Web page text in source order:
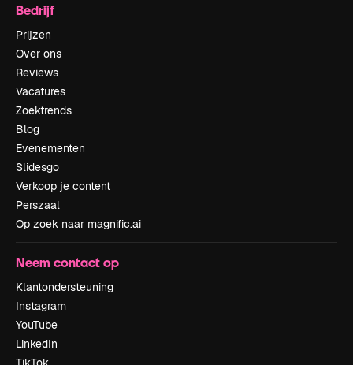
Bedrijf
Prijzen
Over ons
Reviews
Vacatures
Zoektrends
Blog
Evenementen
Slidesgo
Verkoop je content
Perszaal
Op zoek naar magnific.ai
Neem contact op
Klantondersteuning
Instagram
YouTube
LinkedIn